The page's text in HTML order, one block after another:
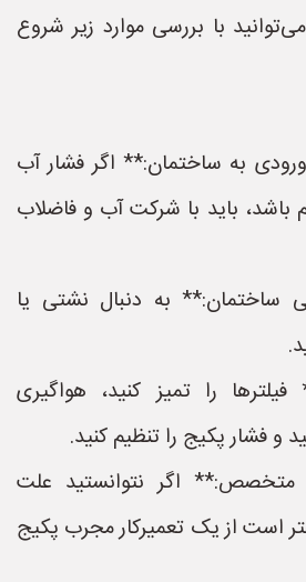
با بررسی موارد زیر شروع
به ساختمان:** اگر فشار آب
باید با شرکت آب و فاضلاب
به دنبال نشتی یا
را تمیز کنید، هواگیری
و فشار پکیج را تنظیم کنید.
اگر نتوانستید علت
است از یک تعمیرکار مجرب پکیج